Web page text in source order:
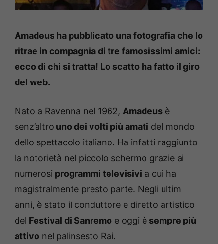
Amadeus ha pubblicato una fotografia che lo
ritrae in compagnia di tre famosissimi amici:
ecco di chi si tratta! Lo scatto ha fatto il giro
del web.
Nato a Ravenna nel 1962, Amadeus è
senz’altro uno dei volti più amati del mondo
dello spettacolo italiano. Ha infatti raggiunto
la notorietà nel piccolo schermo grazie ai
numerosi programmi televisivi a cui ha
magistralmente presto parte. Negli ultimi
anni, è stato il conduttore e diretto artistico
del Festival di Sanremo e oggi è sempre più
attivo nel palinsesto Rai.